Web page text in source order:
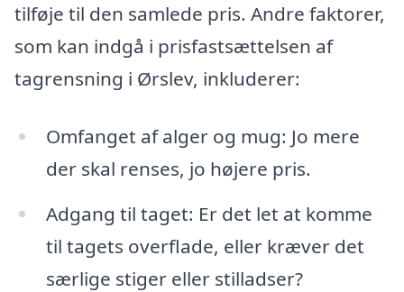
tilføje til den samlede pris. Andre faktorer,
som kan indgå i prisfastsættelsen af
tagrensning i Ørslev, inkluderer:
Omfanget af alger og mug: Jo mere
der skal renses, jo højere pris.
Adgang til taget: Er det let at komme
til tagets overflade, eller kræver det
særlige stiger eller stilladser?